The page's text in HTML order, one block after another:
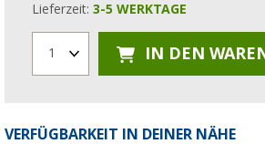
Lieferzeit: 3-5 WERKTAGE
1 IN DEN
VERFÜGBARKEIT IN DEINER NÄHE